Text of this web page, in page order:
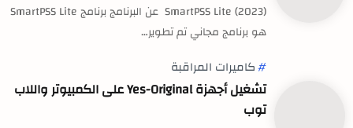
(2023) SmartPSS Lite عن البرنامج برنامج SmartPSS Lite
هو برنامج مجاني تم تطوير…
كاميرات المراقبة
تشغيل أجهزة Yes-Original على الكمبيوتر واللاب
توب